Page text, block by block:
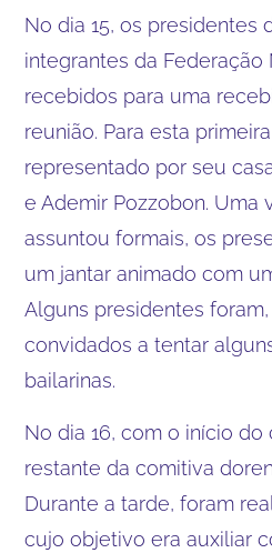
No dia 15, os presidentes
integrantes da Federação
recebidos para uma
reunião. Para esta
representado por seu
e Ademir Pozzobon. Uma
assuntou formais, os
um jantar animado com
Alguns presidentes
convidados a tentar
bailarinas.
No dia 16, com o início do
restante da comitiva
Durante a tarde, foram
cujo objetivo era auxiliar